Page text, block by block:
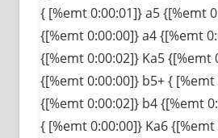
{ [%emt 0:00:01]} a5 {[%emt
{[%emt 0:00:00]} a4 {[%emt
{[%emt 0:00:02]} Ka5 {[%emt
{[%emt 0:00:00]} b5+ { [%emt
{[%emt 0:00:02]} b4 {[%emt
{ [%emt 0:00:00]} Ka6 {[%emt